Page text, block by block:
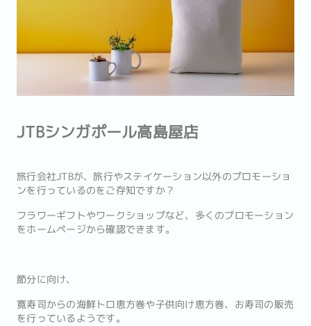
JTBシンガポール高島屋店
旅行会社JTBが、旅行やステイケーション以外のプロモーショ
ンを行っているのをご存知ですか？
フラワーギフトやワークショップなど、多くのプロモーション
をホームページから確認できます。
節分に向け、
寛寿司からの海鮮トロ恵方巻や子供向け恵方巻、お寿司の販売
を行っているようです。